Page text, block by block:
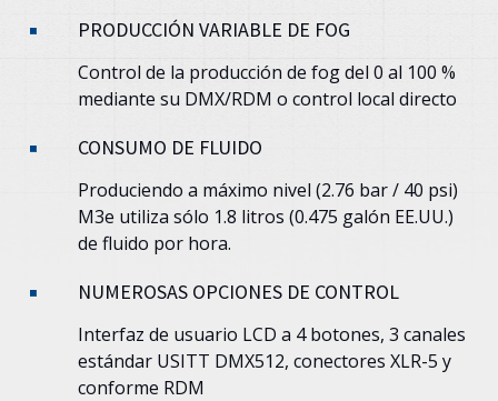
PRODUCCIÓN VARIABLE DE FOG
Control de la producción de fog del 0 al 100 %
mediante su DMX/RDM o control local directo
CONSUMO DE FLUIDO
Produciendo a máximo nivel (2.76 bar / 40 psi)
M3e utiliza sólo 1.8 litros (0.475 galón EE.UU.)
de fluido por hora.
NUMEROSAS OPCIONES DE CONTROL
Interfaz de usuario LCD a 4 botones, 3 canales
estándar USITT DMX512, conectores XLR-5 y
conforme RDM